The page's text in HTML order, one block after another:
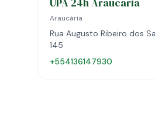
Araucária
Rua Augusto Ribeiro dos
145
+554136147930